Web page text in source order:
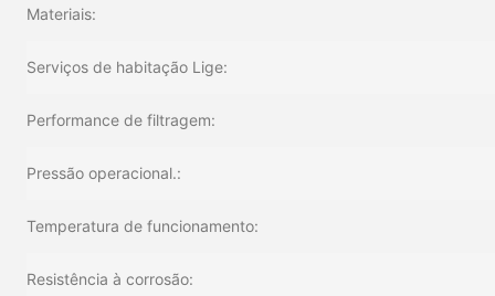
Materiais:
Serviços de habitação Lige:
Performance de filtragem:
Pressão operacional.:
Temperatura de funcionamento:
Resistência à corrosão: